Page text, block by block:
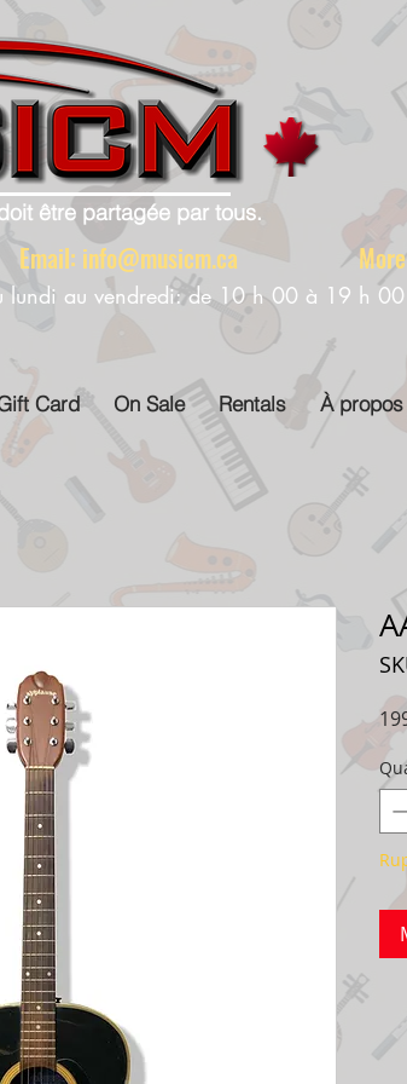
être partagée par tous.
Email: info@musicm.ca More
lundi au vendredi: de 10 h 00 à 19 h
Card On Sale Rentals À